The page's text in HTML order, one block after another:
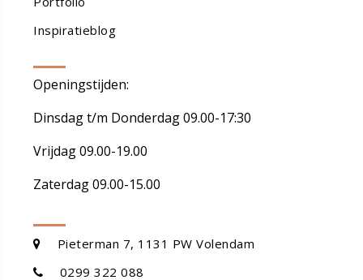
Inspiratieblog
Openingstijden:
Dinsdag t/m Donderdag 09.00-17:30
Vrijdag 09.00-19.00
Zaterdag 09.00-15.00
Pieterman 7, 1131 PW Volendam
0299 322 088